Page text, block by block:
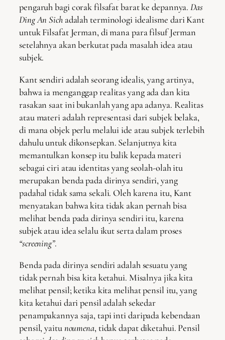
pengaruh bagi corak filsafat barat ke depannya.Das
Ding An Sichadalah terminologi idealisme dari Kant
untuk Filsafat Jerman, di mana para filsuf Jerman
setelahnya akan berkutat pada masalah idea atau
subjek.
Kant sendiri adalah seorang idealis, yang artinya,
bahwa ia menganggap realitas yang ada dan kita
rasakan saat ini bukanlah yang apa adanya. Realitas
atau materi adalah representasi dari subjek belaka,
di mana objek perlu melalui ide atau subjek terlebih
dahulu untuk dikonsepkan. Selanjutnya kita
memantulkan konsep itu balik kepada materi
sebagai ciri atau identitas yang seolah-olah itu
merupakan benda pada dirinya sendiri, yang
padahal tidak sama sekali. Oleh karena itu, Kant
menyatakan bahwa kita tidak akan pernah bisa
melihat benda pada dirinya sendiri itu, karena
subjek atau idea selalu ikut serta dalam proses
“screening”.
Benda pada dirinya sendiri adalah sesuatu yang
tidak pernah bisa kita ketahui. Misalnya jika kita
melihat pensil; ketika kita melihat pensil itu, yang
kita ketahui dari pensil adalah sekedar
penampakannya saja, tapi inti daripada kebendaan
pensil, yaitunoumena, tidak dapat diketahui. Pensil